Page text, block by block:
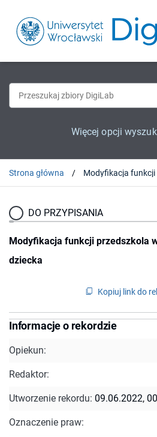
Więcej opcji
Strona główna
DO PRZYPISANIA
Modyfikacja funkcji przedszkola
dziecka
Kopiuj link do
Informacje o rekordzie
Opiekun:
Redaktor:
Utworzenie rekordu: 09.06.2022,
Oznaczenie praw: